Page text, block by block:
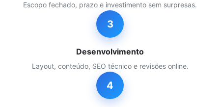
Escopo fechado, prazo e investimento sem surpresas.
3
Desenvolvimento
Layout, conteúdo, SEO técnico e revisões online.
4